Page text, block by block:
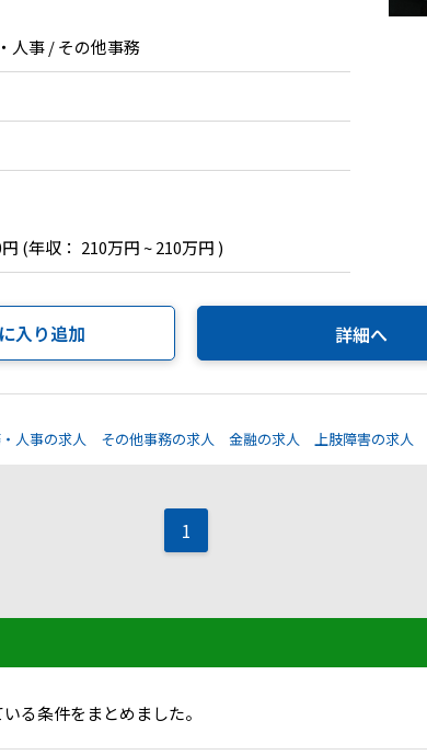
人事 / その他事務
(年収： 210万円 ~ 210万円 )
入り追加 詳細へ
人事の求人 その他事務の求人 金融の求人 上肢障害の求人
1
る条件をまとめました。